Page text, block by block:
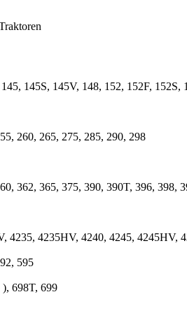
145S, 145V, 148, 152, 152F,
260, 265, 275, 285, 290, 298
362, 365, 375, 390, 390T, 396, 398,
4235, 4235HV, 4240, 4245, 4245HV,
595
698T, 699